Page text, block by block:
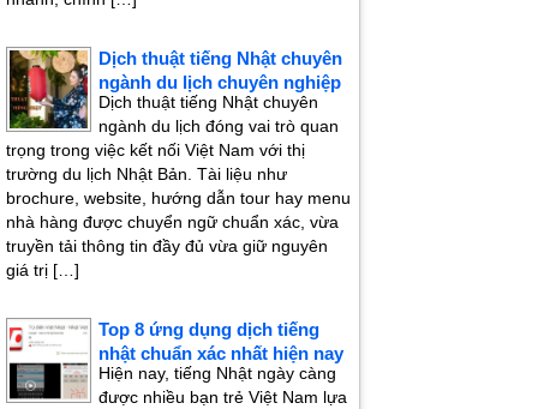
Dịch thuật tiếng Nhật chuyên
ngành du lịch chuyên nghiệp
Dịch thuật tiếng Nhật chuyên
ngành du lịch đóng vai trò quan
trọng trong việc kết nối Việt Nam với thị
trường du lịch Nhật Bản. Tài liệu như
brochure, website, hướng dẫn tour hay menu
nhà hàng được chuyển ngữ chuẩn xác, vừa
truyền tải thông tin đầy đủ vừa giữ nguyên
giá trị […]
Top 8 ứng dụng dịch tiếng
nhật chuẩn xác nhất hiện nay
Hiện nay, tiếng Nhật ngày càng
được nhiều bạn trẻ Việt Nam lựa